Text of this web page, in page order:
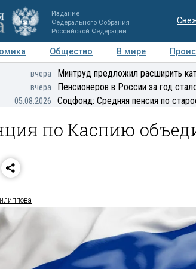
Издание
Федерального Собрания
Российской Федерации
Общество В мире
Мнения Регионы Медиацентр
вчера Минтруд предложил расширить
вчера Пенсионеров в России за год
05.08.2026 Соцфонд: Средняя пенсия по
по Каспию